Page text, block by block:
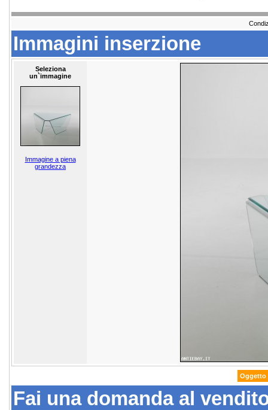
Immagini inserzione
Seleziona
un`immagine
Immagine a piena
grandezza
Oggetto
Fai una domanda al